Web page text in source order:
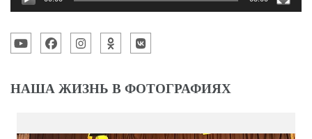
НАША ЖИЗНЬ В ФОТОГРАФИЯХ